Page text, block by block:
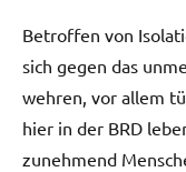
Betroffen von
sich gegen das
wehren, vor allem
hier in der BRD
zunehmend